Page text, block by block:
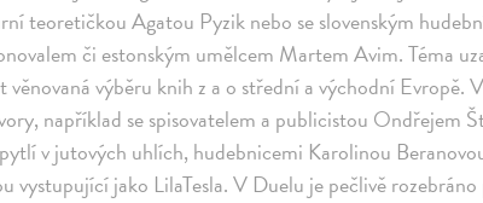
teoretičkou Agatou Pyzik nebo se slovenským
či estonským umělcem Martem Avim. Téma
výběru knih z a o střední a východní Evropě.
například se spisovatelem a publicistou Ondřejem
v jutových uhlích, hudebnicemi Karolinou
vystupující jako LilaTesla. V Duelu je pečlivě